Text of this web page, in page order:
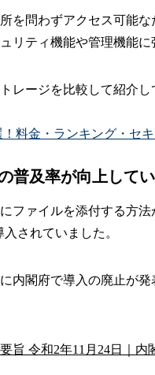
を問わずアクセス可能
リティ機能や管理機能
レージを比較して紹介
料金・ランキング・セ
普及率が向上して
ファイルを添付する方
されていました。
内閣府で導入の廃止が
旨 令和2年11月24日｜内